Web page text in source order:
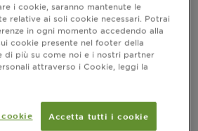
capelluto: da cosa
una sola la conseguenza: il
al cuoio capelluto. Posto che
cute è la regola fondamentale
l’unica soluzione. Bisogna
sempre loshampoo adatto e
i cookie, saranno mantenute le
relative ai soli cookie necessari. Potrai
in ogni momento accedendo alla
cookie presente nel footer della
di più su come noi e i nostri partner
attraverso i Cookie, leggi la
Accetta tutti i cookie